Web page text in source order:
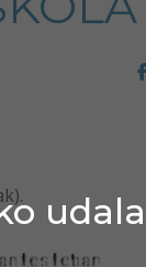
udala